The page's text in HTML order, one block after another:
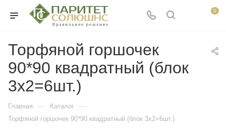
0
Торфяной горшочек
90*90 квадратный (блок
3х2=6шт.)
Главная — Каталог —
Торфяной горшочек 90*90 квадратный (блок 3х2=6шт.)